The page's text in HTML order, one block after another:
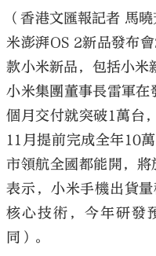
（香港文匯報記者 馬
米澎湃OS 2新品發布
款小米新品，包括小米
小米集團董事長雷軍
個月交付就突破1萬台
11月提前完成全年10
市領航全國都能開，
表示，小米手機出貨
核心技術，今年研發
同）。